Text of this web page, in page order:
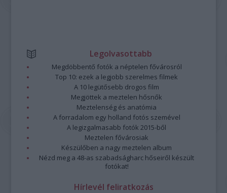
Legolvasottabb
Megdöbbentő fotók a néptelen fővárosról
Top 10: ezek a legjobb szerelmes filmek
A 10 legütősebb drogos film
Megjöttek a meztelen hősnők
Meztelenség és anatómia
A forradalom egy holland fotós szemével
A legizgalmasabb fotók 2015-ből
Meztelen fővárosiak
Készülőben a nagy meztelen album
Nézd meg a 48-as szabadságharc hőseiről készült
fotókat!
Hírlevél feliratkozás